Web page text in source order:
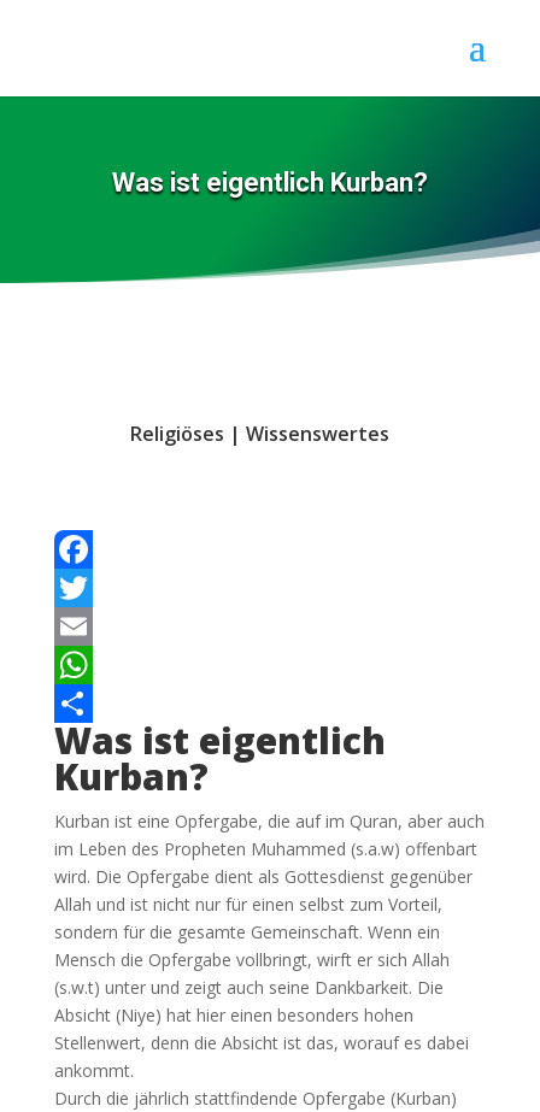
Was ist eigentlich Kurban?
Religiöses | Wissenswertes
Facebook
Twitter
Email
WhatsApp
Teilen
Was ist eigentlich
Kurban?
Kurban ist eine Opfergabe, die auf im Quran, aber auch
im Leben des Propheten Muhammed (s.a.w) offenbart
wird. Die Opfergabe dient als Gottesdienst gegenüber
Allah und ist nicht nur für einen selbst zum Vorteil,
sondern für die gesamte Gemeinschaft. Wenn ein
Mensch die Opfergabe vollbringt, wirft er sich Allah
(s.w.t) unter und zeigt auch seine Dankbarkeit. Die
Absicht (Niye) hat hier einen besonders hohen
Stellenwert, denn die Absicht ist das, worauf es dabei
ankommt.
Durch die jährlich stattfindende Opfergabe (Kurban)